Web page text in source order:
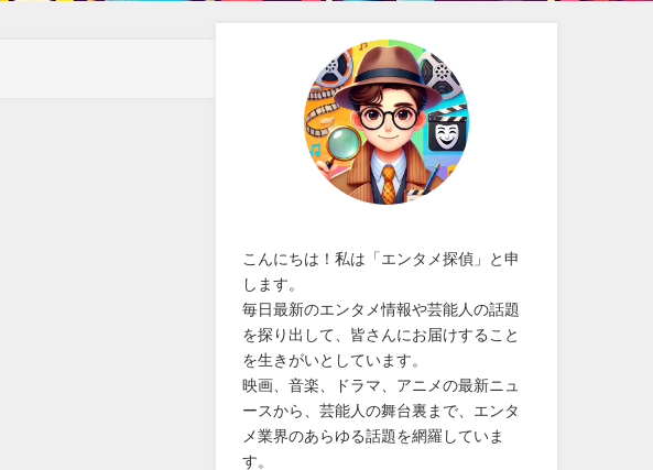
こんにちは！私は「エンタメ探偵」と申
します。
毎日最新のエンタメ情報や芸能人の話題
を探り出して、皆さんにお届けすること
を生きがいとしています。
映画、音楽、ドラマ、アニメの最新ニュ
ースから、芸能人の舞台裏まで、エンタ
メ業界のあらゆる話題を網羅していま
す。